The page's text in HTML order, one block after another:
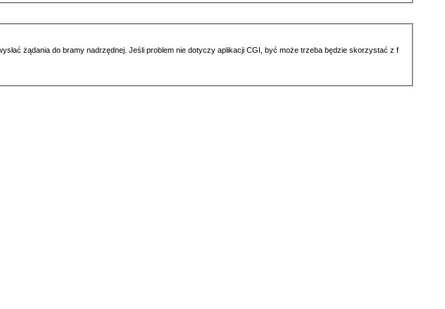
żądania do bramy nadrzędnej. Jeśli problem nie dotyczy aplikacji CGI, być może trzeba będzie skorzystać z f